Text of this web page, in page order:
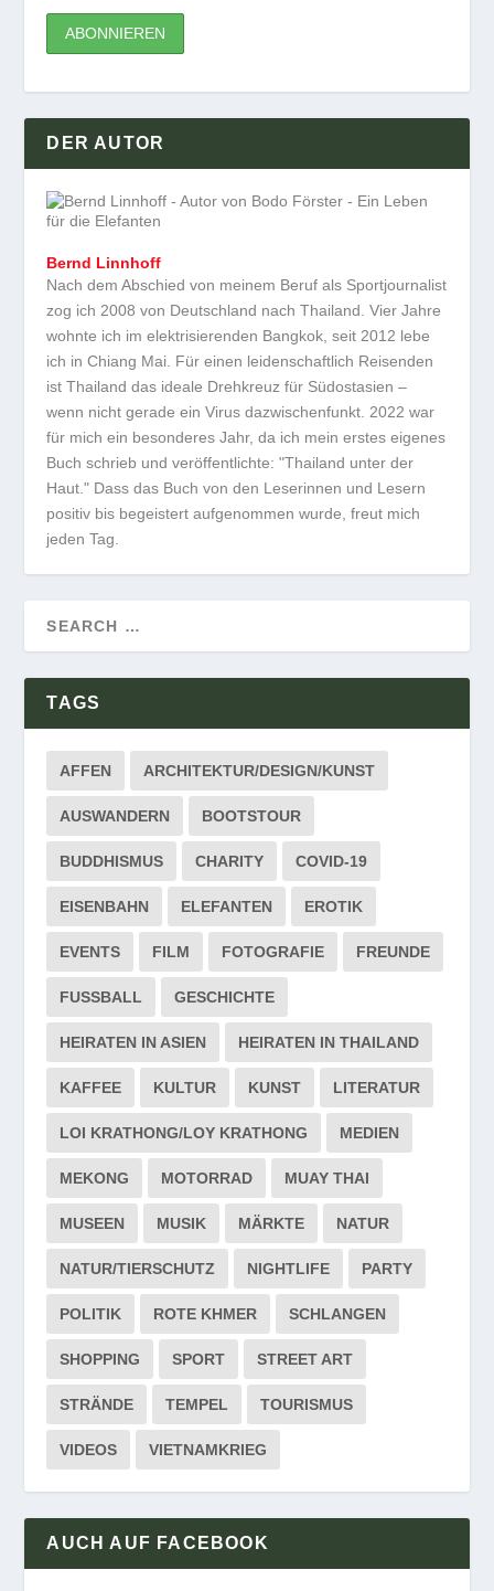
DER AUTOR
Bernd Linnhoff
Nach dem Abschied von meinem Beruf als Sportjournalist
zog ich 2008 von Deutschland nach Thailand. Vier Jahre
wohnte ich im elektrisierenden Bangkok, seit 2012 lebe
ich in Chiang Mai. Für einen leidenschaftlich Reisenden
ist Thailand das ideale Drehkreuz für Südostasien –
wenn nicht gerade ein Virus dazwischenfunkt. 2022 war
für mich ein besonderes Jahr, da ich mein erstes eigenes
Buch schrieb und veröffentlichte: "Thailand unter der
Haut." Dass das Buch von den Leserinnen und Lesern
positiv bis begeistert aufgenommen wurde, freut mich
jeden Tag.
TAGS
AFFEN ARCHITEKTUR/DESIGN/KUNST
AUSWANDERN BOOTSTOUR
BUDDHISMUS CHARITY COVID-19
EISENBAHN ELEFANTEN EROTIK
EVENTS FILM FOTOGRAFIE FREUNDE
FUSSBALL GESCHICHTE
HEIRATEN IN ASIEN HEIRATEN IN THAILAND
KAFFEE KULTUR KUNST LITERATUR
LOI KRATHONG/LOY KRATHONG MEDIEN
MEKONG MOTORRAD MUAY THAI
MUSEEN MUSIK MÄRKTE NATUR
NATUR/TIERSCHUTZ NIGHTLIFE PARTY
POLITIK ROTE KHMER SCHLANGEN
SHOPPING SPORT STREET ART
STRÄNDE TEMPEL TOURISMUS
VIDEOS VIETNAMKRIEG
AUCH AUF FACEBOOK